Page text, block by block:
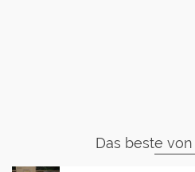
Das beste